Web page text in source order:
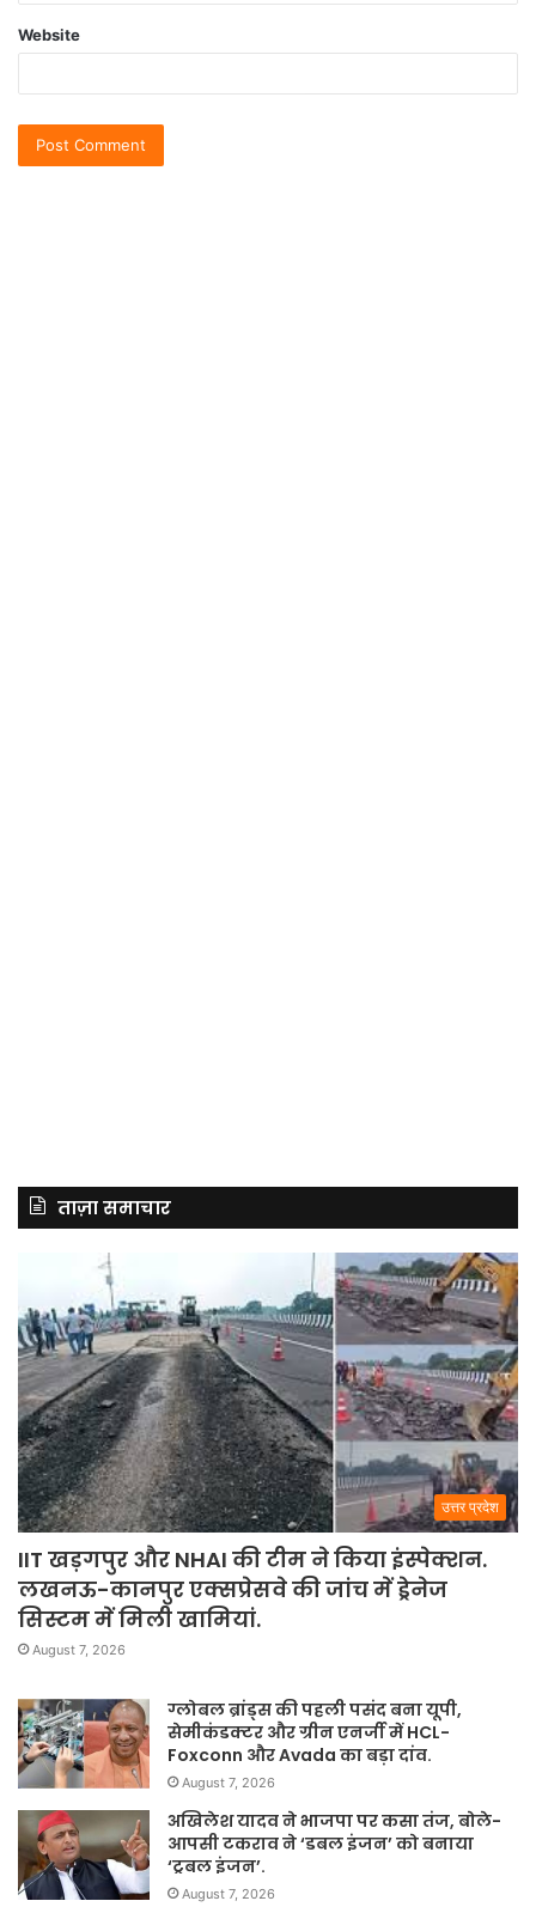
Website
ताज़ा समाचार
उत्तर प्रदेश
IIT खड़गपुर और NHAI की टीम ने किया इंस्पेक्शन.
लखनऊ-कानपुर एक्सप्रेसवे की जांच में ड्रेनेज
सिस्टम में मिली खामियां.
August 7, 2026
ग्लोबल ब्रांड्स की पहली पसंद बना यूपी,
सेमीकंडक्टर और ग्रीन एनर्जी में HCL-
Foxconn और Avada का बड़ा दांव.
August 7, 2026
अखिलेश यादव ने भाजपा पर कसा तंज, बोले-
आपसी टकराव ने ‘डबल इंजन’ को बनाया
‘ट्रबल इंजन’.
August 7, 2026